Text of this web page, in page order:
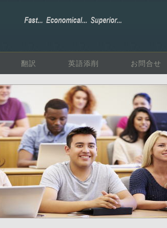
翻訳 英語添削 お問合せ